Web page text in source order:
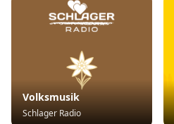
Volksmusik
Schlager Radio